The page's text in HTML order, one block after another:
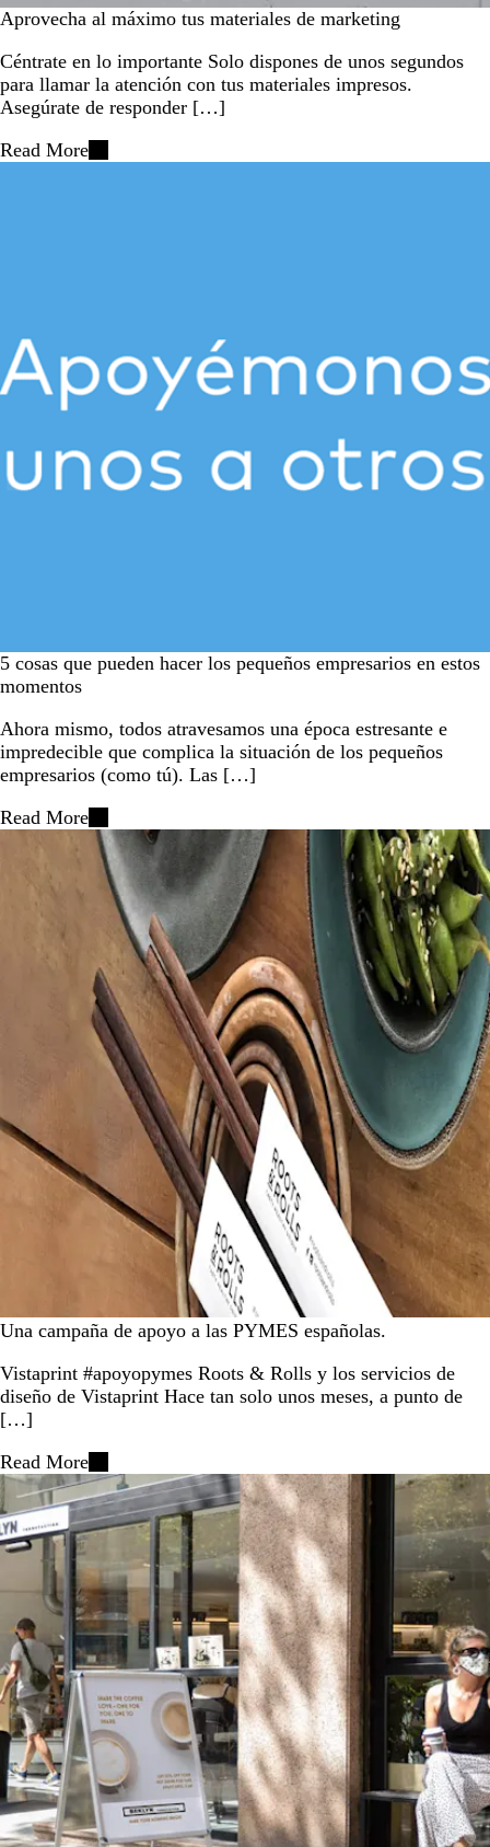
Aprovecha al máximo tus materiales de marketing
Céntrate en lo importante Solo dispones de unos segundos
para llamar la atención con tus materiales impresos.
Asegúrate de responder […]
Read More
5 cosas que pueden hacer los pequeños empresarios en estos
momentos
Ahora mismo, todos atravesamos una época estresante e
impredecible que complica la situación de los pequeños
empresarios (como tú). Las […]
Read More
Una campaña de apoyo a las PYMES españolas.
Vistaprint #apoyopymes Roots & Rolls y los servicios de
diseño de Vistaprint Hace tan solo unos meses, a punto de
[…]
Read More